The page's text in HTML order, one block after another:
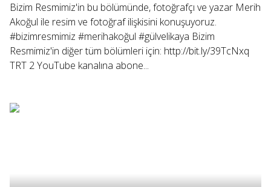
Bizim Resmimiz'in bu bölümünde, fotoğrafçı ve yazar Merih
Akoğul ile resim ve fotoğraf ilişkisini konuşuyoruz.
#bizimresmimiz #merihakoğul #gülvelikaya Bizim
Resmimiz'in diğer tüm bölümleri için: http://bit.ly/39TcNxq
TRT 2 YouTube kanalına abone...